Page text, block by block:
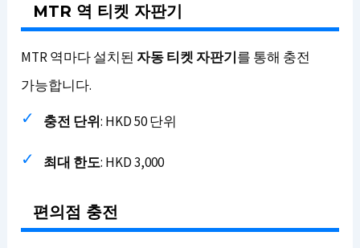
MTR 역 티켓 자판기
MTR 역마다 설치된 자동 티켓 자판기를 통해 충전
가능합니다.
충전 단위: HKD 50 단위
최대 한도: HKD 3,000
편의점 충전